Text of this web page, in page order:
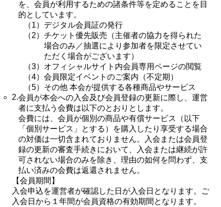
を、会員が利用するための諸条件等を定めることを目
的としています。
（1） デジタル会員証の発行
（2） チケット優先販売（主催者の協力を得られた
場合のみ／抽選により参加者を限定させてい
ただく場合がございます）
（3） オフィシャルサイト内会員専用ページの閲覧
（4） 会員限定イベントのご案内（不定期）
（5） その他 本会が提供する各種商品やサービス
2.会員が本会への入会及び会員登録の更新に際し、運営
者に支払う会費は以下のとおりとします。
会費には、会員が個別の商品や有償サービス（以下
「個別サービス」とする）を購入したり享受する場合
の対価は一切含まれておりません。入会または会員登
録の更新の審査手続きにおいて、入会または継続が許
可されない場合のみを除き、理由の如何を問わず、支
払い済みの会費は返還されません。
【会員期間】
入会申込を運営者が確認した日が入会日となります。ご
入会日から１年間が会員資格の有効期間となります。